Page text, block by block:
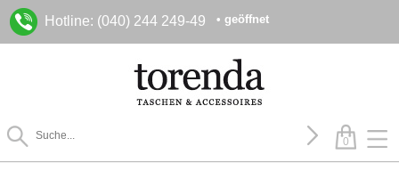
Hotline: (040) 244 249-49 • geöffnet
0